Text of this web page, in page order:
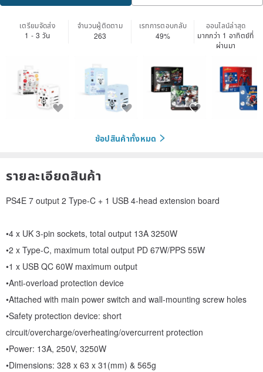
เตรียมจัดส่ง
1 - 3 วัน
จำนวนผู้ติดตาม
263
เรทการตอบกลับ
49%
ออนไลน์ล่าสุด
มากกว่า 1 อาทิตย์ที่
ผ่านมา
ช้อปสินค้าทั้งหมด
รายละเอียดสินค้า
PS4E 7 output 2 Type-C + 1 USB 4-head extension board
•4 x UK 3-pin sockets, total output 13A 3250W
•2 x Type-C, maximum total output PD 67W/PPS 55W
•1 x USB QC 60W maximum output
•Anti-overload protection device
•Attached with main power switch and wall-mounting screw holes
•Safety protection device: short
circuit/overcharge/overheating/overcurrent protection
•Power: 13A, 250V, 3250W
•Dimensions: 328 x 63 x 31(mm) & 565g